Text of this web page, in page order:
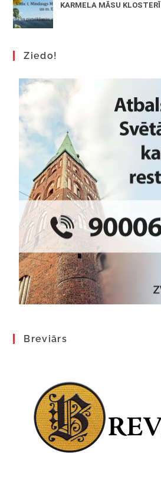
KARMELA MĀSU KLOSTERĪ
Ziedo!
Breviārs